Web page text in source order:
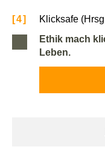
[4]
Klicksafe
Ethik mach
Leben.